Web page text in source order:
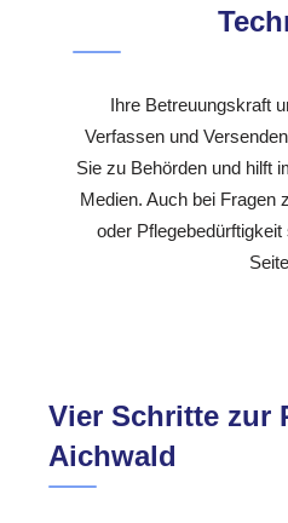
Ihre Betreuungskraft
Verfassen und
Sie zu Behörden und hilft
Medien. Auch bei Fragen
oder
Vier Schritte zur
Aichwald